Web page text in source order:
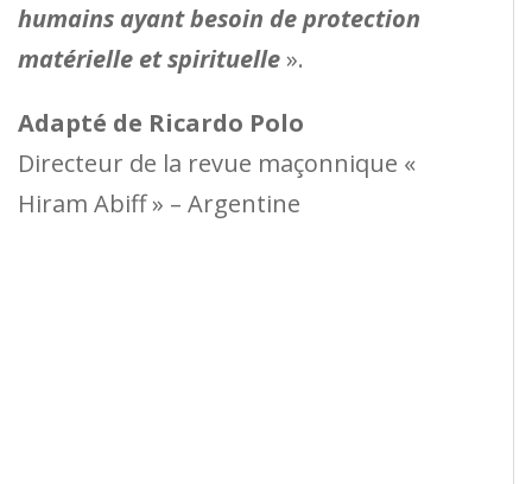
humains ayant besoin de protection
matérielle et spirituelle».
Adapté de Ricardo Polo
Directeur de la revue maçonnique «
Hiram Abiff » – Argentine